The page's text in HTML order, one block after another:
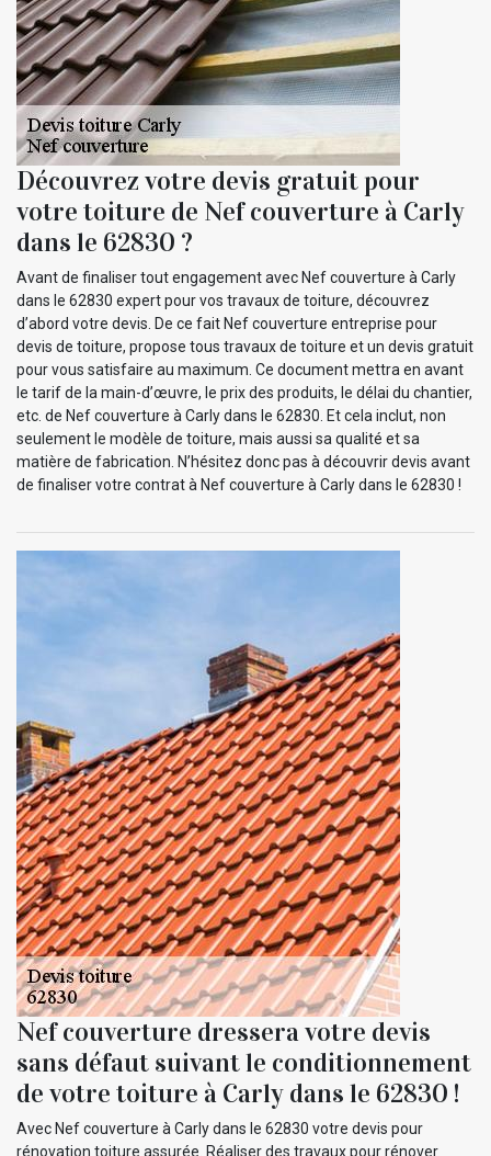
Découvrez votre devis gratuit pour
votre toiture de Nef couverture à Carly
dans le 62830 ?
Avant de finaliser tout engagement avec Nef couverture à Carly
dans le 62830 expert pour vos travaux de toiture, découvrez
d’abord votre devis. De ce fait Nef couverture entreprise pour
devis de toiture, propose tous travaux de toiture et un devis gratuit
pour vous satisfaire au maximum. Ce document mettra en avant
le tarif de la main-d’œuvre, le prix des produits, le délai du chantier,
etc. de Nef couverture à Carly dans le 62830. Et cela inclut, non
seulement le modèle de toiture, mais aussi sa qualité et sa
matière de fabrication. N’hésitez donc pas à découvrir devis avant
de finaliser votre contrat à Nef couverture à Carly dans le 62830 !
Nef couverture dressera votre devis
sans défaut suivant le conditionnement
de votre toiture à Carly dans le 62830 !
Avec Nef couverture à Carly dans le 62830 votre devis pour
rénovation toiture assurée. Réaliser des travaux pour rénover